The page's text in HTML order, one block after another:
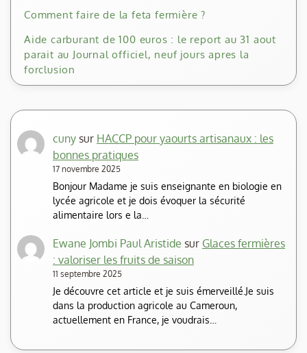
Comment faire de la feta fermière ?
Aide carburant de 100 euros : le report au 31 aout
parait au Journal officiel, neuf jours apres la
forclusion
cuny sur HACCP pour yaourts artisanaux : les
bonnes pratiques
17 novembre 2025
Bonjour Madame je suis enseignante en biologie en
lycée agricole et je dois évoquer la sécurité
alimentaire lors e la…
Ewane Jombi Paul Aristide sur Glaces fermières
: valoriser les fruits de saison
11 septembre 2025
Je découvre cet article et je suis émerveillé.Je suis
dans la production agricole au Cameroun,
actuellement en France, je voudrais…